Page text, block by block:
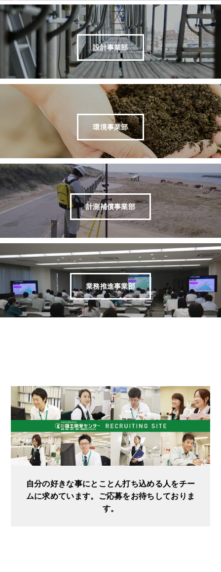
設計事業部
環境事業部
計測補償事業部
業務推進事業部
自分の好きな事にとことん打ち込める人をチー
ムに求めています。ご応募をお待ちしておりま
す。